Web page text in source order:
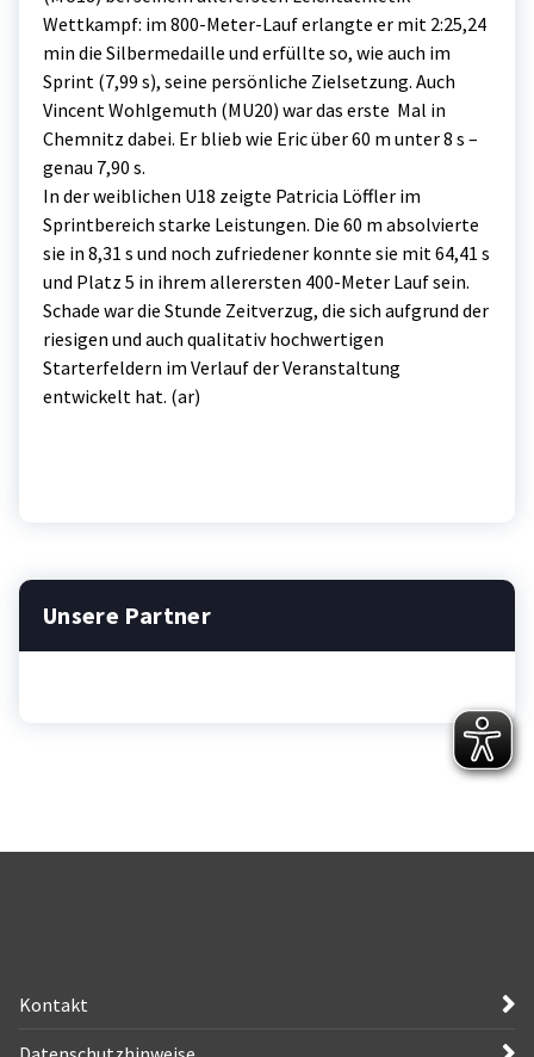
Wettkampf: im 800-Meter-Lauf erlangte er mit 2:25,24
min die Silbermedaille und erfüllte so, wie auch im
Sprint (7,99 s), seine persönliche Zielsetzung. Auch
Vincent Wohlgemuth (MU20) war das erste Mal in
Chemnitz dabei. Er blieb wie Eric über 60 m unter 8 s –
genau 7,90 s.
In der weiblichen U18 zeigte Patricia Löffler im
Sprintbereich starke Leistungen. Die 60 m absolvierte
sie in 8,31 s und noch zufriedener konnte sie mit 64,41 s
und Platz 5 in ihrem allerersten 400-Meter Lauf sein.
Schade war die Stunde Zeitverzug, die sich aufgrund der
riesigen und auch qualitativ hochwertigen
Starterfeldern im Verlauf der Veranstaltung
entwickelt hat. (ar)
Unsere Partner
Kontakt